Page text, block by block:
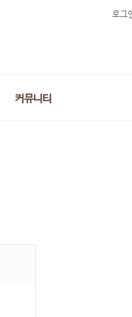
로그
커뮤니티